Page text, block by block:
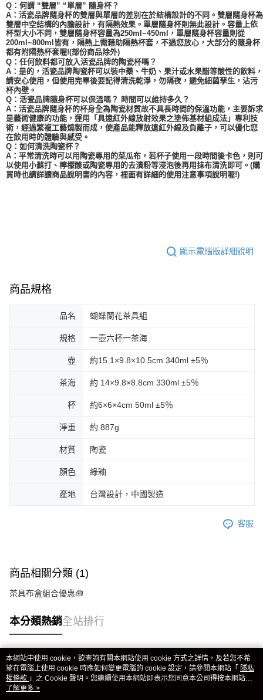
Q：何謂 “雙層” “單層” 隨身杯？
A：活瓷品牌隨身杯的雙層與單層的差別在於結構設計的不同。雙層隨身杯為
雙層中空結構的內膽設計，有隔熱效果。單層隨身杯則無此設計。容量上依
杯型大小不同， 雙層 隨身杯容量為250ml~450ml，單層隨身杯容量則從
200ml~800ml皆有，隔熱上需藉助隔熱杯套，不過您放心，大部分的隨身杯
都有附隔熱杯套喔!(部份商品除外)
Q：任何飲料都可放入活瓷品牌的陶瓷杯嗎？
A：是的，活瓷品牌陶瓷杯可以裝中藥、牛奶、果汁或水果醋等酸性的飲料，
請安心使用，但使用完畢後要記得清洗乾淨，勿隔夜，避免細菌孳生，沾污
杯內壁。
Q：活瓷品牌隨身杯可以保溫嗎？ 時間可以維持多久？
A：活瓷品牌隨身杯的杯身全為陶瓷材質故不具長時間的保溫功能，主要訴求
是藝術健康的功能，運用「具遠紅外線放射效果之塗佈基材組成法」專利技
術，經過繁複工藝燒製而成，使產品能釋放遠紅外線及負離子，可以優化您
在飲用時的體驗與感受。
Q：如何清洗陶瓷杯？
A：平常清洗時可以用陶瓷專用的菜瓜布，若杯子使用一段時間後卡色，則可
以使用小蘇打、檸檬酸或陶瓷專用的去漬粉等浸泡後再用抹布清洗即可。(購
買時也請詳讀商品說明書的內容，裡面有詳細的使用注意事項說明喔!)
顯示電腦版詳細說明
商品規格
品名 蝴蝶蘭花茶具組
規格 一壺六杯一茶海
壺 約15.1×9.8×10.5cm 340ml ±5％
茶海 約 14×9.8×8.8cm 330ml ±5％
杯 約6×6×4cm 50ml ±5％
淨重 約 887g
材質 陶瓷
顏色 綠釉
產地 台灣設計，中國製造
客服
商品相關分類 (1)
茶具布盒組合優惠🧰
本分類熱銷全站排行
熱門標籤
本網站中使用 cookie，欲查詢有關本網站使用 cookie 方式之詳情，及若您不希
望在電腦上使用 cookie 時應如何變更電腦的 cookie 設定，請參閱本網站「 隱私
權條款 」之 Cookie 聲明。您繼續使用本網站即表示您同意本公司得按本網站使
用條款之 Cookie 聲明使用 cookie。
了解更多 >